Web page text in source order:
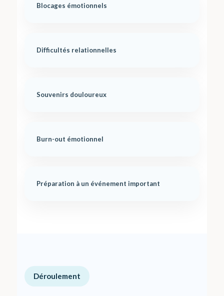
Blocages émotionnels
Difficultés relationnelles
Souvenirs douloureux
Burn-out émotionnel
Préparation à un événement important
Déroulement